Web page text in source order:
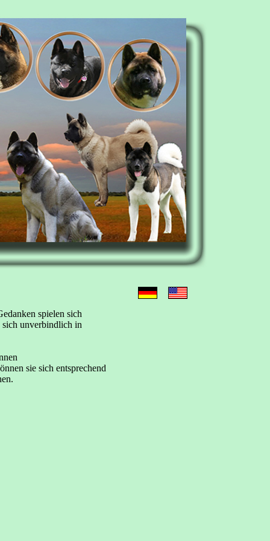
spielen sich
sich unverbindlich in
sie sich entsprechend